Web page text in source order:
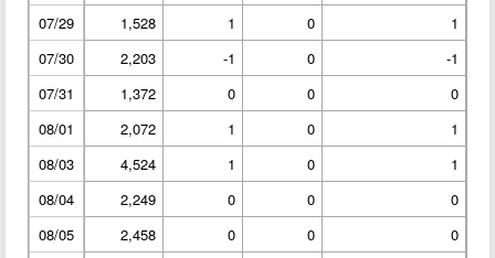
07/29
1,528 1 0
1
07/30
2,203 -1 0
-1
07/31
1,372 0 0
0
08/01
2,072 1 0
1
08/03
4,524 1 0
1
08/04
2,249 0 0
0
08/05
2,458 0 0
0